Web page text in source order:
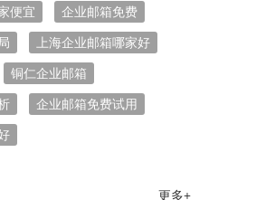
便宜
企业邮箱免费
上海企业邮箱哪家好
铜仁企业邮箱
企业邮箱免费试用
更多+